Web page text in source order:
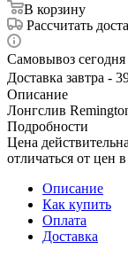
В корзину
Рассчитать
Самовывоз сегодня
Доставка завтра -
Описание
Лонгслив
Подробности
Цена
отличаться от цен
Описание
Как купить
Оплата
Доставка